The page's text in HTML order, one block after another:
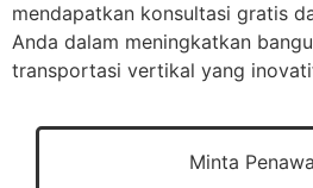
mendapatkan konsultasi gratis
Anda dalam meningkatkan
transportasi vertikal yang
Minta